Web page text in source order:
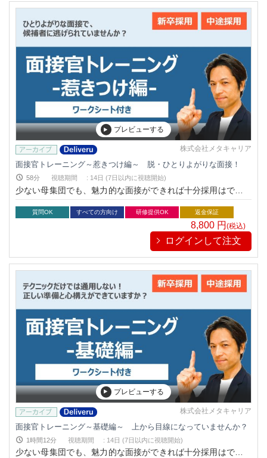
プレビューする
株式会社メタキャリア
面接官トレーニング～惹きつけ編～ 脱・ひとりよがりな面接！
58分 視聴期間 : 14日 (7日以内に視聴開始)
少ない母集団でも、魅力的な面接ができれば十分採用はできま
す。そんな「面接スキル」をワークシートを用いながら徹底解
質問OK すべての方向け 研修提供OK 返金保証
8,800 円(税込)
ログインして注文
プレビューする
株式会社メタキャリア
面接官トレーニング～基礎編～ 上から目線になっていませんか？
1時間12分 視聴期間 : 14日 (7日以内に視聴開始)
少ない母集団でも、魅力的な面接ができれば十分採用はできま